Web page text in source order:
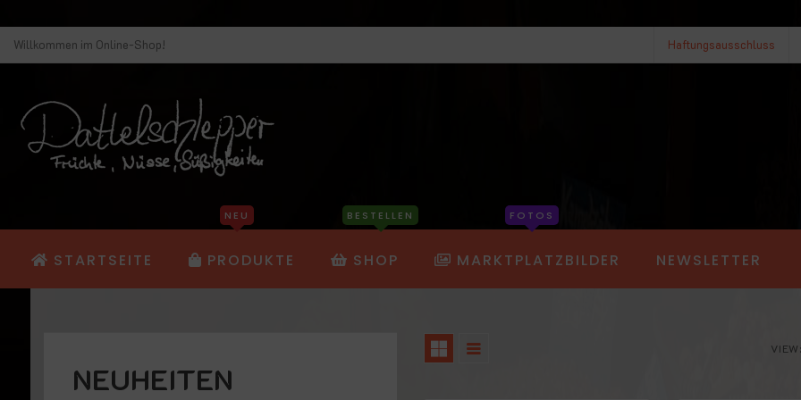
Willkommen im Online-Shop! Haftungsausschluss
STARTSEITE
NEU
PRODUKTE
BESTELLEN
SHOP
FOTOS
MARKTPLATZBILDER NEWSLETTER
VIEW:
NEUHEITEN